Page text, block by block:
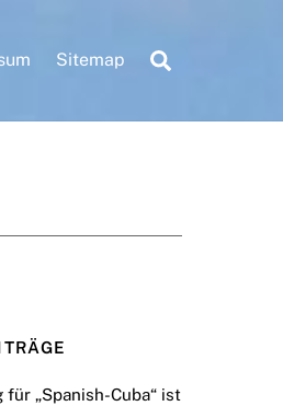
Sitemap
für „Spanish-Cuba“ ist